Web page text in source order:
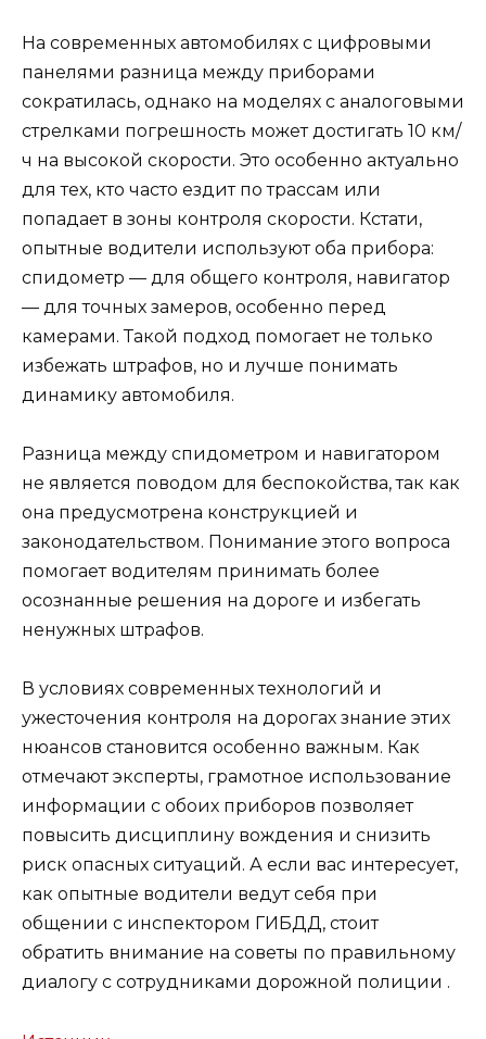
На современных автомобилях с цифровыми
панелями разница между приборами
сократилась, однако на моделях с аналоговыми
стрелками погрешность может достигать 10 км/
ч на высокой скорости. Это особенно актуально
для тех, кто часто ездит по трассам или
попадает в зоны контроля скорости. Кстати,
опытные водители используют оба прибора:
спидометр — для общего контроля, навигатор
— для точных замеров, особенно перед
камерами. Такой подход помогает не только
избежать штрафов, но и лучше понимать
динамику автомобиля.
Разница между спидометром и навигатором
не является поводом для беспокойства, так как
она предусмотрена конструкцией и
законодательством. Понимание этого вопроса
помогает водителям принимать более
осознанные решения на дороге и избегать
ненужных штрафов.
В условиях современных технологий и
ужесточения контроля на дорогах знание этих
нюансов становится особенно важным. Как
отмечают эксперты, грамотное использование
информации с обоих приборов позволяет
повысить дисциплину вождения и снизить
риск опасных ситуаций. А если вас интересует,
как опытные водители ведут себя при
общении с инспектором ГИБДД, стоит
обратить внимание на советы по правильному
диалогу с сотрудниками дорожной полиции .